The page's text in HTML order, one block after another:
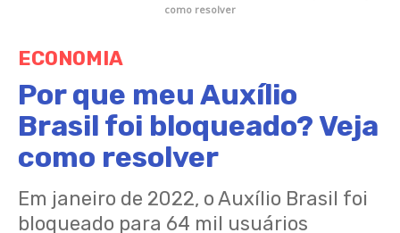
como resolver
ECONOMIA
Por que meu Auxílio
Brasil foi bloqueado? Veja
como resolver
Em janeiro de 2022, o Auxílio Brasil foi
bloqueado para 64 mil usuários